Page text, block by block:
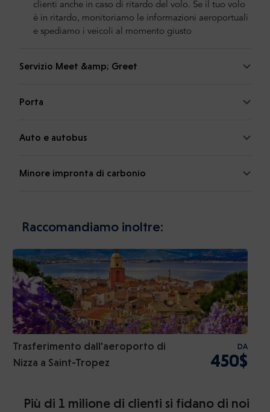
clienti anche in caso di ritardo del volo. Se il tuo volo
è in ritardo, monitoriamo le informazioni aeroportuali
e spediamo i veicoli al momento giusto
Servizio Meet &amp; Greet
Porta
Auto e autobus
Minore impronta di carbonio
Raccomandiamo inoltre:
Trasferimento dall'aeroporto di
Nizza a Saint-Tropez
DA
450$
Più di 1 milione di clienti si fidano di noi